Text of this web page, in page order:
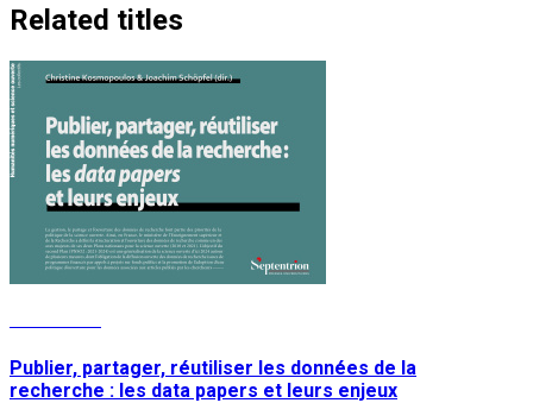
Related titles
Publier, partager, réutiliser les données de la
recherche : les data papers et leurs enjeux